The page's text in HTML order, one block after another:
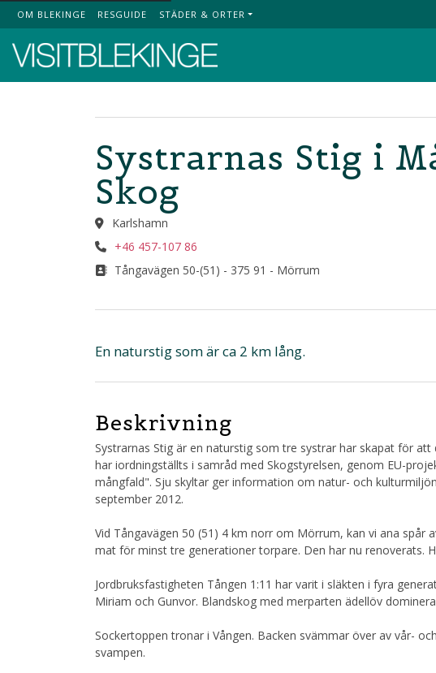
Top Menu
OM BLEKINGE RESGUIDE STÄDER & ORTER
Systrarnas Stig i
Skog
Karlshamn
+46 457-107 86
Tångavägen 50-(51) - 375 91 - Mörrum
En naturstig som är ca 2 km lång.
Beskrivning
Systrarnas Stig är en naturstig som tre systrar har skapat för
har iordningställts i samråd med Skogstyrelsen, genom EU-
mångfald". Sju skyltar ger information om natur- och
september 2012.
Vid Tångavägen 50 (51) 4 km norr om Mörrum, kan vi ana spår
mat för minst tre generationer torpare. Den har nu renoverats.
Jordbruksfastigheten Tången 1:11 har varit i släkten i fyra
Miriam och Gunvor. Blandskog med merparten ädellöv
Sockertoppen tronar i Vången. Backen svämmar över av vår-
svampen.